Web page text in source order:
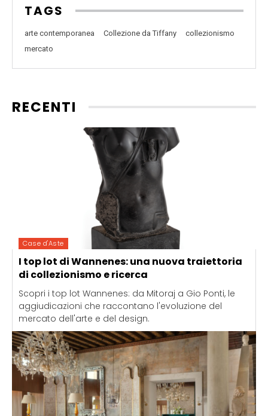
TAGS
arte contemporanea Collezione da Tiffany
collezionismo
mercato
RECENTI
Case d'Aste
I top lot di Wannenes: una nuova traiettoria
di collezionismo e ricerca
Scopri i top lot Wannenes: da Mitoraj a Gio Ponti, le
aggiudicazioni che raccontano l'evoluzione del
mercato dell'arte e del design.